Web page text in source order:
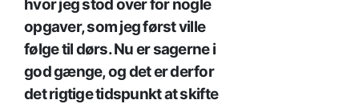
hvor jeg stod over for nogle
opgaver, som jeg først ville
følge til dørs. Nu er sagerne i
god gænge, og det er derfor
det rigtige tidspunkt at skifte